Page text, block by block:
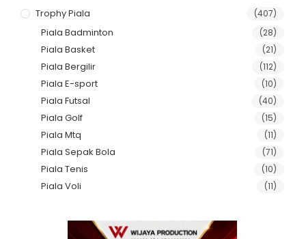
Trophy Piala (407)
Piala Badminton (28)
Piala Basket (21)
Piala Bergilir (112)
Piala E-sport (10)
Piala Futsal (40)
Piala Golf (15)
Piala Mtq (11)
Piala Sepak Bola (71)
Piala Tenis (10)
Piala Voli (11)